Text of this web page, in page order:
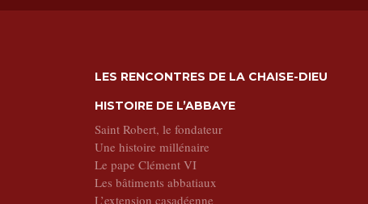
LES RENCONTRES DE LA CHAISE-DIEU
HISTOIRE DE L’ABBAYE
Saint Robert, le fondateur
Une histoire millénaire
Le pape Clément VI
Les bâtiments abbatiaux
L’extension casadéenne